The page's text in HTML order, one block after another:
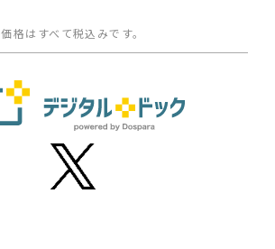
価格はすべて税込みです。